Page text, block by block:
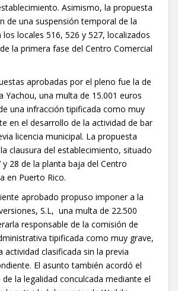
Asimismo, la propuesta
de una suspensión temporal de la
locales 516, 526 y 527, localizados
la primera fase del Centro Comercial
aprobadas por el pleno fue la de
Yachou, una multa de 15.001 euros
una infracción tipificada como muy
en el desarrollo de la actividad de bar
licencia municipal. La propuesta
clausura del establecimiento, situado
28 de la planta baja del Centro
en Puerto Rico.
aprobado propuso imponer a la
S.L, una multa de 22.500
responsable de la comisión de
tipificada como muy grave,
actividad clasificada sin la previa
El asunto también acordó el
la legalidad conculcada mediante el